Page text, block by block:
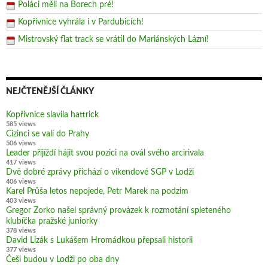
Poláci měli na Borech pré!
Kopřivnice vyhrála i v Pardubicích!
Mistrovský flat track se vrátil do Mariánských Lázní!
NEJČTENĚJŠÍ ČLÁNKY
Kopřivnice slavila hattrick
585 views
Cizinci se valí do Prahy
506 views
Leader přijíždí hájit svou pozici na ovál svého arcirivala
417 views
Dvě dobré zprávy přichází o víkendové SGP v Lodži
406 views
Karel Průša letos nepojede, Petr Marek na podzim
403 views
Gregor Zorko našel správný provázek k rozmotání spleteného
klubíčka pražské juniorky
378 views
David Lizák s Lukášem Hromádkou přepsali historii
377 views
Češi budou v Lodži po oba dny